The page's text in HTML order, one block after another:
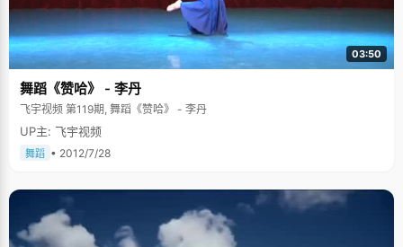
03:50
舞蹈《赞哈》 - 李丹
飞宇视频 第119期, 舞蹈《赞哈》 - 李丹
UP主: 飞宇视频
舞蹈 • 2012/7/28